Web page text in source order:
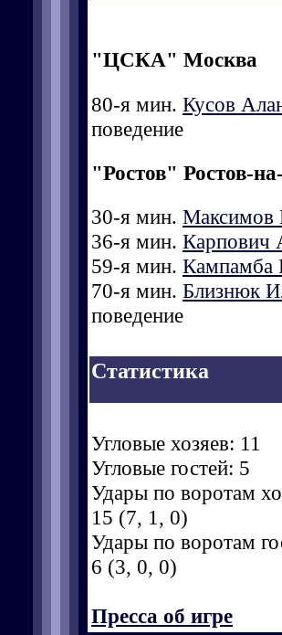
"ЦСКА" Москва
80-я мин. Кусов
поведение
"Ростов" Ростов-
30-я мин.
36-я мин. Карпович
59-я мин. Кампамба
70-я мин. Близнюк
поведение
Статистика
Угловые хозяев: 11
Угловые гостей: 5
Удары по воротам
15 (7, 1, 0)
Удары по воротам
6 (3, 0, 0)
Пресса об игре